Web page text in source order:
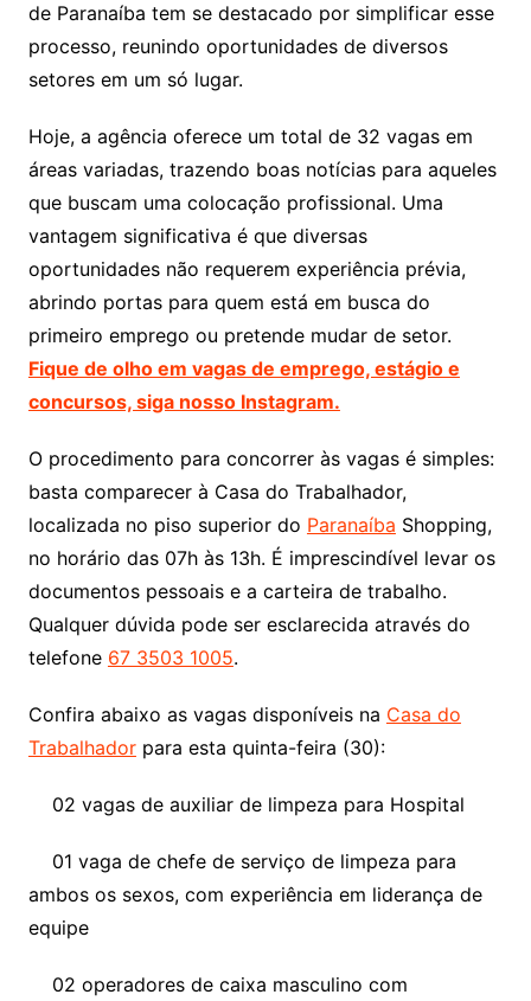
de Paranaíba tem se destacado por simplificar esse
processo, reunindo oportunidades de diversos
setores em um só lugar.
Hoje, a agência oferece um total de 32 vagas em
áreas variadas, trazendo boas notícias para aqueles
que buscam uma colocação profissional. Uma
vantagem significativa é que diversas
oportunidades não requerem experiência prévia,
abrindo portas para quem está em busca do
primeiro emprego ou pretende mudar de setor.
Fique de olho em vagas de emprego, estágio e
concursos, siga nosso Instagram.
O procedimento para concorrer às vagas é simples:
basta comparecer à Casa do Trabalhador,
localizada no piso superior do Paranaíba Shopping,
no horário das 07h às 13h. É imprescindível levar os
documentos pessoais e a carteira de trabalho.
Qualquer dúvida pode ser esclarecida através do
telefone 67 3503 1005.
Confira abaixo as vagas disponíveis na Casa do
Trabalhadorpara esta quinta-feira (30):
02 vagas de auxiliar de limpeza para Hospital
01 vaga de chefe de serviço de limpeza para
ambos os sexos, com experiência em liderança de
equipe
02 operadores de caixa masculino com